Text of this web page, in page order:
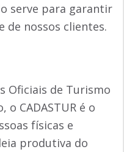
serve para garantir
de nossos clientes.
Oficiais de Turismo
o CADASTUR é o
físicas e
produtiva do